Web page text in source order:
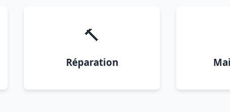
🔨
Réparation